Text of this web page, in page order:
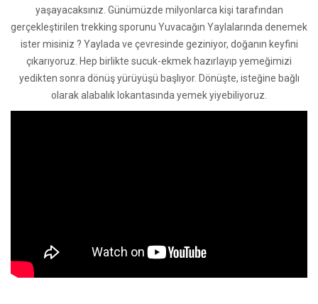
yaşayacaksınız. Günümüzde milyonlarca kişi tarafından
gerçekleştirilen trekking sporunu Yuvacağın Yaylalarında denemek
ister misiniz ? Yaylada ve çevresinde geziniyor, doğanın keyfini
çıkarıyoruz. Hep birlikte sucuk-ekmek hazırlayıp yemeğimizi
yedikten sonra dönüş yürüyüşü başlıyor. Dönüşte, isteğine bağlı
olarak alabalık lokantasında yemek yiyebiliyoruz.